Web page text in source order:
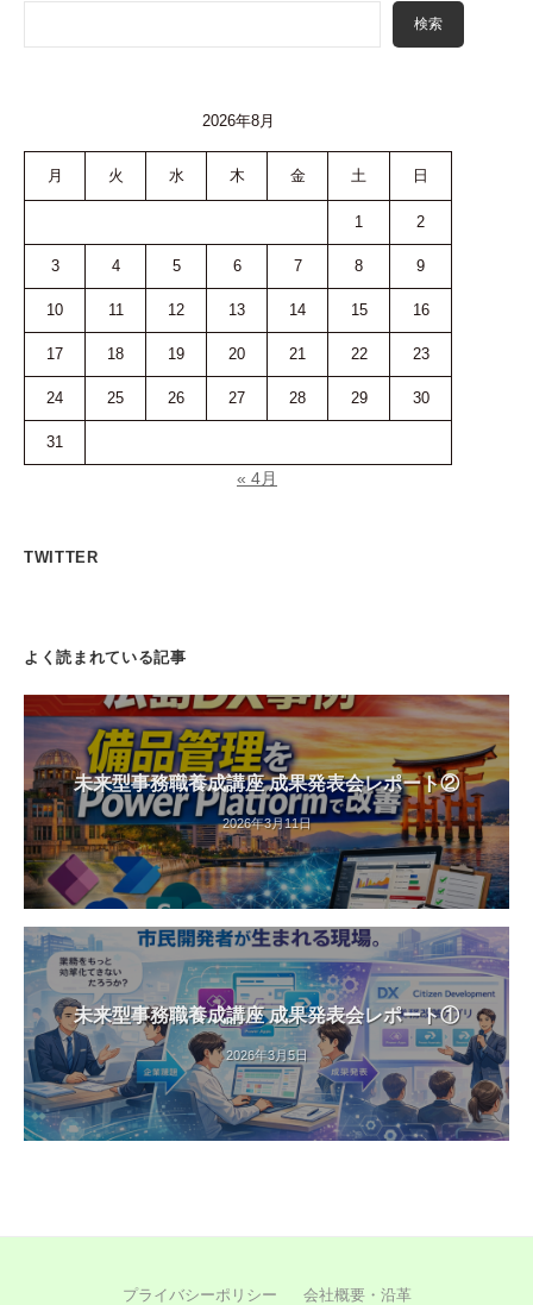
ン
検索
2026年8月
月 火 水 木 金 土 日
1 2
3 4 5 6 7 8 9
10 11 12 13 14 15 16
17 18 19 20 21 22 23
24 25 26 27 28 29 30
31
« 4月
TWITTER
よく読まれている記事
未来型事務職養成講座 成果発表会レポート②
2026年3月11日
未来型事務職養成講座 成果発表会レポート①
2026年3月5日
プライバシーポリシー 会社概要・沿革